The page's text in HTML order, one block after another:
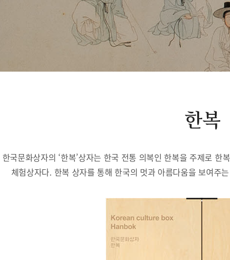
한복
한국문화상자의 ‘한복’상자는 한국 전통 의복인 한복을 주제로
체험상자다. 한복 상자를 통해 한국의 멋과 아름다움을 보여주